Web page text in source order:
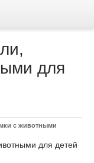
для
с животными
для детей